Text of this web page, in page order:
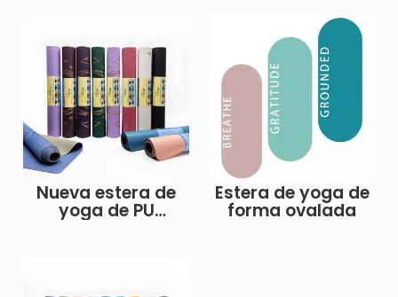
Nueva estera de
yoga de PU
Estera de yoga de
forma ovalada